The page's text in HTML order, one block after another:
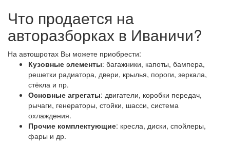
Что продается на
авторазборках в Иваничи?
На автошротах Вы можете приобрести:
Кузовные элементы: багажники, капоты, бампера,
решетки радиатора, двери, крылья, пороги, зеркала,
стёкла и пр.
Основные агрегаты: двигатели, коробки передач,
рычаги, генераторы, стойки, шасси, система
охлаждения.
Прочие комплектующие: кресла, диски, спойлеры,
фары и др.